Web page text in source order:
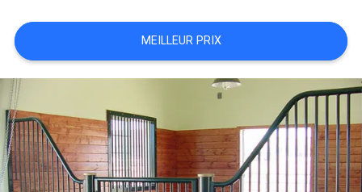
DEMANDEZ
UNE
CITATION
SITEMAP
MEILLEUR PRIX